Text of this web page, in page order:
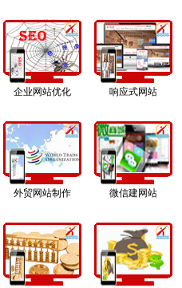
企业网站优化 响应式网站
外贸网站制作 微信建网站